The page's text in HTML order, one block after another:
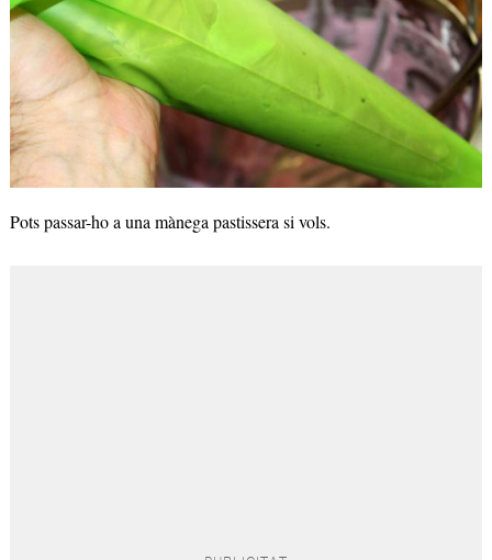
Pots passar-ho a una mànega pastissera si vols.